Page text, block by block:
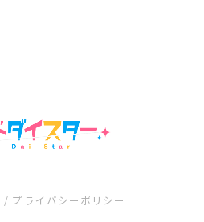
プライバシーポリシー